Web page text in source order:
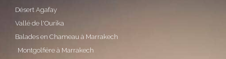
Désert Agafay
Vallé de l'Ourika
Balades en Chameau à Marrakech
Montgolfière à Marrakech